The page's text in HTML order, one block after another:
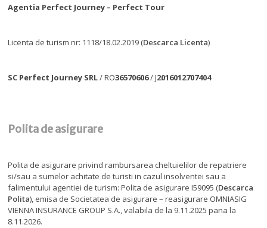
Agentia Perfect Journey – Perfect Tour
Licenta de turism nr: 1118/18.02.2019 (Descarca Licenta)
SC Perfect Journey SRL/ RO36570606/ J2016012707404
Polita de asigurare
Polita de asigurare privind rambursarea cheltuielilor de repatriere
si/sau a sumelor achitate de turisti in cazul insolventei sau a
falimentului agentiei de turism: Polita de asigurare I59095 (Descarca
Polita), emisa de Societatea de asigurare – reasigurare OMNIASIG
VIENNA INSURANCE GROUP S.A., valabila de la 9.11.2025 pana la
8.11.2026.